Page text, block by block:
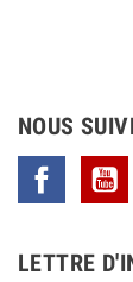
NOUS
Facebook
LETTRE